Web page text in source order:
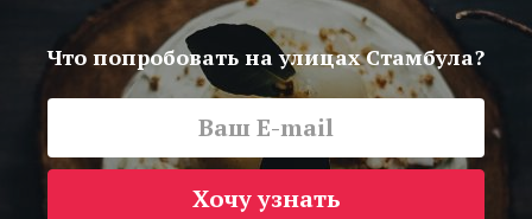
Что попробовать на улицах Стамбула?
Хочу узнать